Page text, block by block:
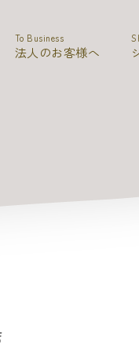
To Business
法人のお客様へ